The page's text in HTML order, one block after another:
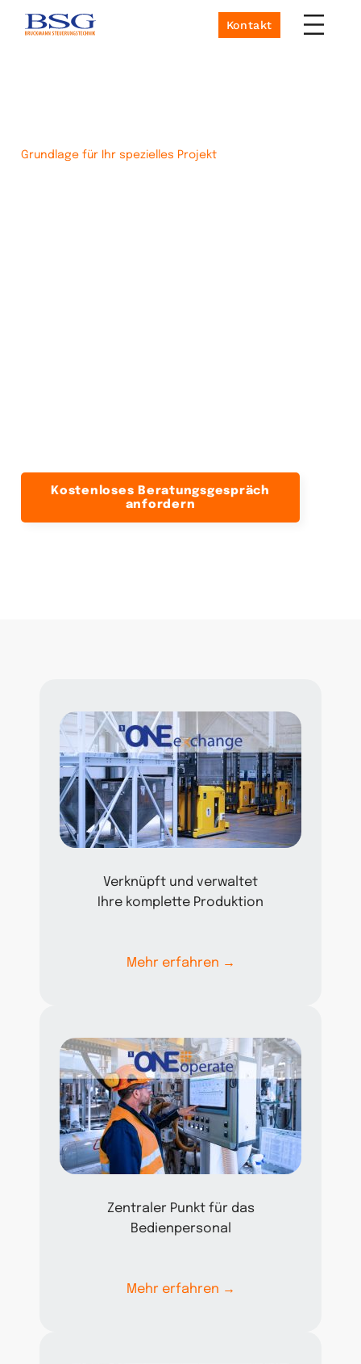
Kontakt
Grundlage für Ihr spezielles Projekt
Kostenloses Beratungsgespräch
anfordern
Verknüpft und verwaltet
Ihre komplette Produktion
Mehr erfahren →
Zentraler Punkt für das
Bedienpersonal
Mehr erfahren →